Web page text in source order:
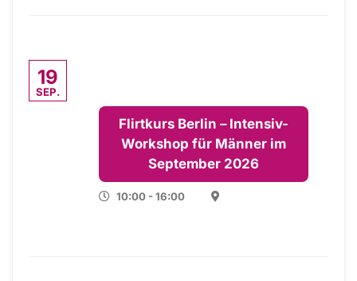
19
SEP.
Flirtkurs Berlin – Intensiv-
Workshop für Männer im
September 2026
10:00 - 16:00